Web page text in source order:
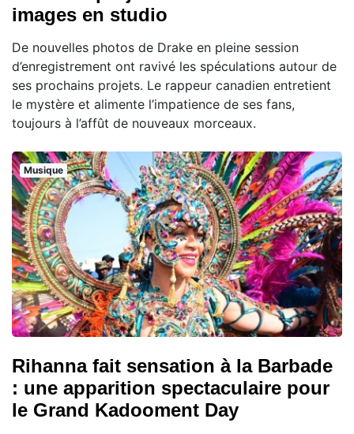
images en studio
De nouvelles photos de Drake en pleine session
d’enregistrement ont ravivé les spéculations autour de
ses prochains projets. Le rappeur canadien entretient
le mystère et alimente l’impatience de ses fans,
toujours à l’affût de nouveaux morceaux.
Musique
Rihanna fait sensation à la Barbade
: une apparition spectaculaire pour
le Grand Kadooment Day